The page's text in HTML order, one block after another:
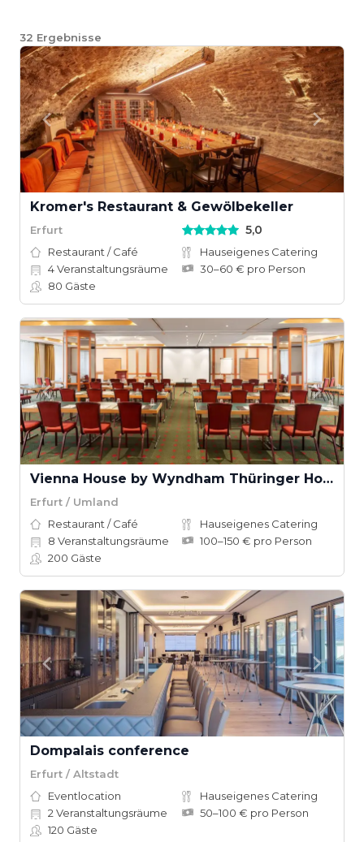
32 Ergebnisse
Kromer's Restaurant & Gewölbekeller
Erfurt 5,0
Restaurant / Café
Hauseigenes Catering
4Veranstaltungsräume
30–60 € pro Person
80 Gäste
Vienna House by Wyndham Thüringer Hof Eisenach
Erfurt / Umland
Restaurant / Café
Hauseigenes Catering
8 Veranstaltungsräume
100–150 € pro Person
200 Gäste
Dompalais conference
Erfurt / Altstadt
Eventlocation
Hauseigenes Catering
2 Veranstaltungsräume
50–100 € pro Person
120 Gäste